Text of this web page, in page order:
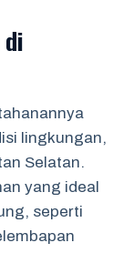
lingkungan,
Selatan.
yang ideal
seperti